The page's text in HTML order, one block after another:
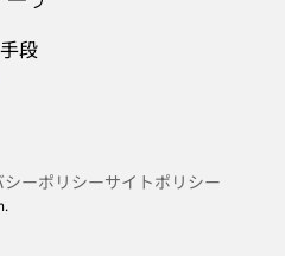
段
シーポリシーサイトポリシー